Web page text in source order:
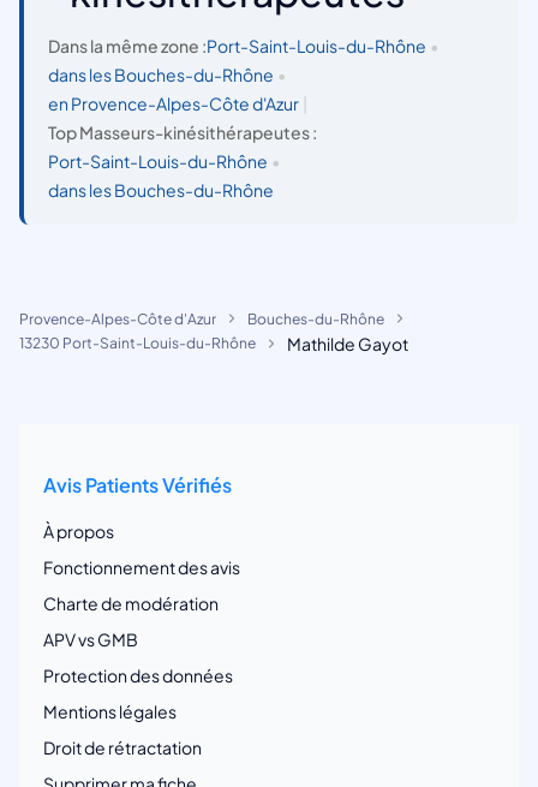
Dans la même zone :Port-Saint-Louis-du-Rhône •
dans les Bouches-du-Rhône •
en Provence-Alpes-Côte d'Azur
Top Masseurs-kinésithérapeutes :
Port-Saint-Louis-du-Rhône •
dans les Bouches-du-Rhône
Provence-Alpes-Côte d'Azur
Bouches-du-Rhône
13230 Port-Saint-Louis-du-Rhône
Mathilde Gayot
Avis Patients Vérifiés
À propos
Fonctionnement des avis
Charte de modération
APV vs GMB
Protection des données
Mentions légales
Droit de rétractation